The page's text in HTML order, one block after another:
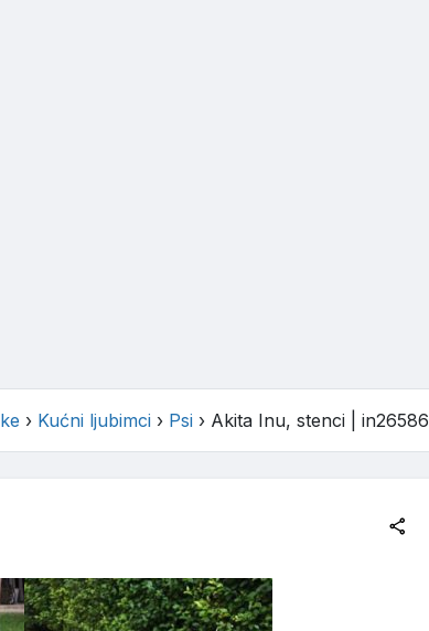
› Kućni ljubimci› Psi› Akita Inu, stenci| in26586